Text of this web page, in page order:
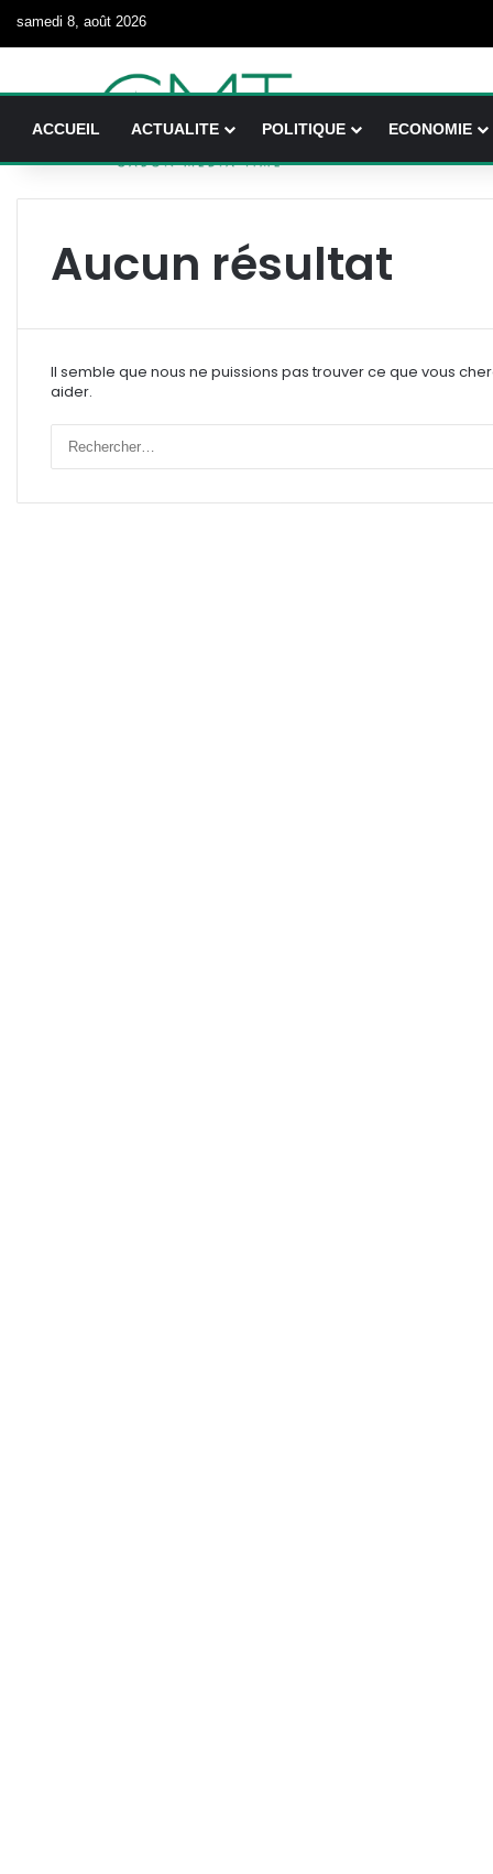
samedi 8, août 2026
ACCUEIL ACTUALITE POLITIQUE ECONOMIE
Aucun résultat
Il semble que nous ne puissions pas trouver ce que vous
aider.